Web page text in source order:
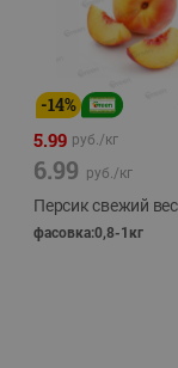
-14%
5.99 руб./кг
6.99 руб./кг
Персик свежий вес
фасовка:0,8-1кг